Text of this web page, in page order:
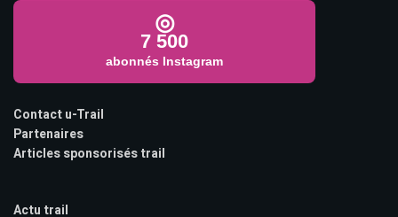
◎
7 500
abonnés Instagram
Contact u-Trail
Partenaires
Articles sponsorisés trail
Actu trail